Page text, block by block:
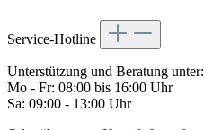
Service-Hotline
Unterstützung und Beratung unter:
Mo - Fr: 08:00 bis 16:00 Uhr
Sa: 09:00 - 13:00 Uhr